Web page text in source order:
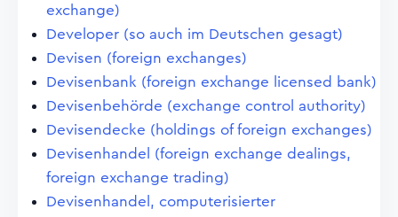
exchange)
Developer (so auch im Deutschen gesagt)
Devisen (foreign exchanges)
Devisenbank (foreign exchange licensed bank)
Devisenbehörde (exchange control authority)
Devisendecke (holdings of foreign exchanges)
Devisenhandel (foreign exchange dealings,
foreign exchange trading)
Devisenhandel, computerisierter